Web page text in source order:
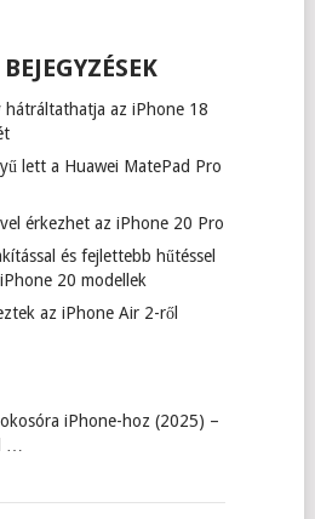
hátráltathatja az iPhone 18
lett a Huawei MatePad Pro
érkezhet az iPhone 20 Pro
és fejlettebb hűtéssel
20 modellek
az iPhone Air 2-ről
iPhone-hoz (2025) –
…